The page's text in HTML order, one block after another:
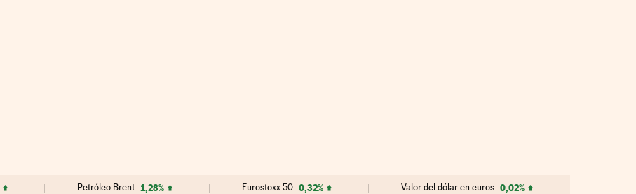
Petróleo Brent 1,28% Eurostoxx 50 0,32% Valor del dólar en euros 0,02%